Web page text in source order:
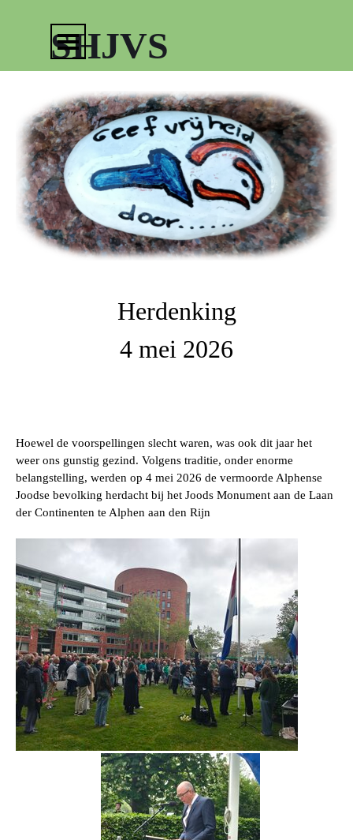
SHJVS
Herdenking
4 mei 2026
Hoewel de voorspellingen slecht waren, was ook dit jaar het
weer ons gunstig gezind. Volgens traditie, onder enorme
belangstelling, werden op 4 mei 2026 de vermoorde Alphense
Joodse bevolking herdacht bij het Joods Monument aan de Laan
der Continenten te Alphen aan den Rijn